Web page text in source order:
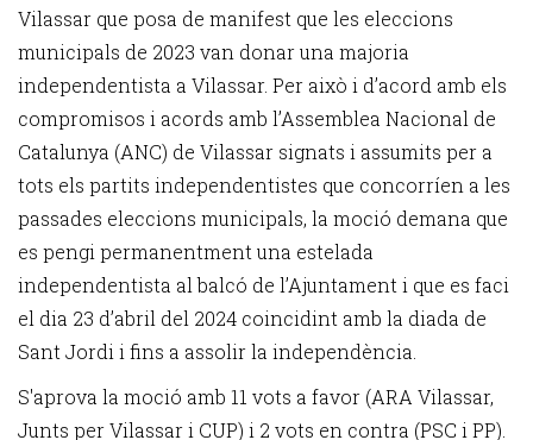
Vilassar que posa de manifest que les eleccions
municipals de 2023 van donar una majoria
independentista a Vilassar. Per això i d’acord amb els
compromisos i acords amb l’Assemblea Nacional de
Catalunya (ANC) de Vilassar signats i assumits per a
tots els partits independentistes que concorríen a les
passades eleccions municipals, la moció demana que
es pengi permanentment una estelada
independentista al balcó de l’Ajuntament i que es faci
el dia 23 d’abril del 2024 coincidint amb la diada de
Sant Jordi i fins a assolir la independència.
S'aprova la moció amb 11 vots a favor (ARA Vilassar,
Junts per Vilassar i CUP) i 2 vots en contra (PSC i PP).